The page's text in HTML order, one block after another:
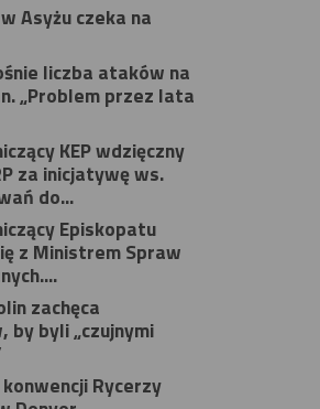
Asyżu czeka na
liczba ataków na
„Problem przez lata
KEP wdzięczny
za inicjatywę ws.
do...
Episkopatu
z Ministrem Spraw
zachęca
by byli „czujnymi
Rycerzy